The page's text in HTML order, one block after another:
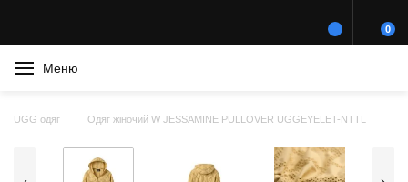
0
Меню
UGG одяг Одяг жіночий W JESSAMINE PULLOVER UGGEYELET-NTTL